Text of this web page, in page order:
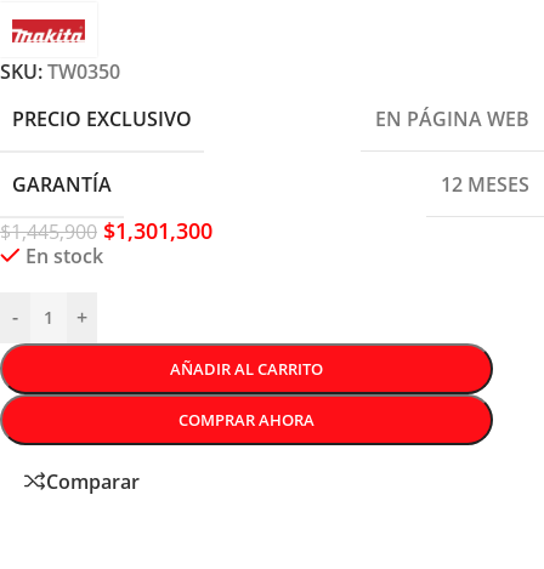
SKU:TW0350
PRECIO EXCLUSIVO
EN PÁGINA WEB
GARANTÍA
12 MESES
$1,445,900 $1,301,300
En stock
- +
AÑADIR AL CARRITO
COMPRAR AHORA
Comparar